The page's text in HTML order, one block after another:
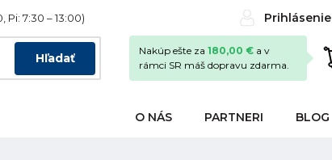
Pi: 7:30 – 13:00) Prihlásenie
Hľadať
Nakúp ešte za 180,00 € a v
rámci SR máš dopravu zdarma.
O NÁS PARTNERI BLOG